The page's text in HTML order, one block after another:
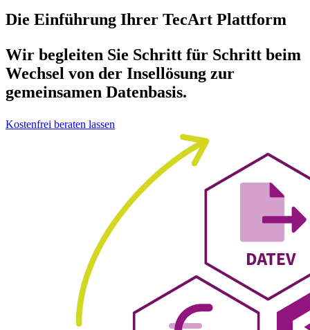
Die Einführung Ihrer TecArt Plattform
Wir begleiten Sie Schritt für Schritt beim
Wechsel von der Insellösung zur
gemeinsamen Datenbasis.
Kostenfrei beraten lassen